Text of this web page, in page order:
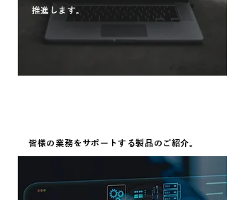
推進します。
read more
​皆様の業務をサポートする製品のご紹介。
LM Plus